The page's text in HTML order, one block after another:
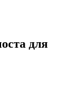
для